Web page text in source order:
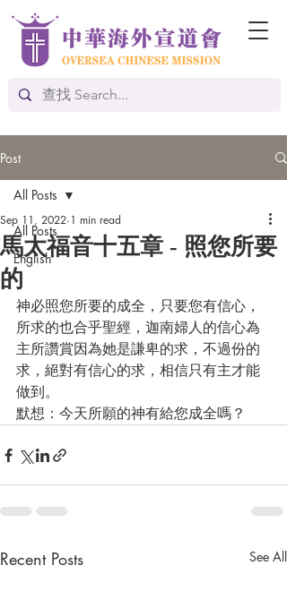
Post
All Posts
English
All Posts
馬太福音十五章 - 照您所要
的
Sep 11, 2022 1 min read
神必照您所要的成全，只要您有信心，
所求的也合乎聖經，迦南婦人的信心為
主所讚賞因為她是謙卑的求，不過份的
求，絕對有信心的求，相信只有主才能
做到。
默想：今天所願的神有給您成全嗎？
Recent Posts See All